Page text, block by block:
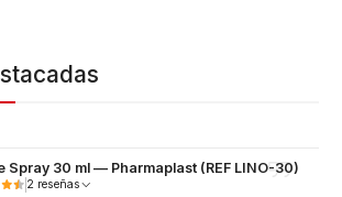
Spray 30 ml — Pharmaplast (REF LINO-30)
2 reseñas